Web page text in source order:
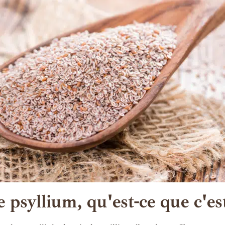
psyllium, qu'est-ce que